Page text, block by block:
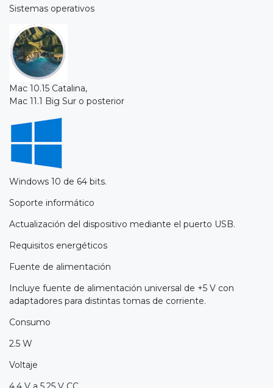
Sistemas operativos
Mac 10.15 Catalina,
Mac 11.1 Big Sur o posterior
Windows 10 de 64 bits.
Soporte informático
Actualización del dispositivo mediante el puerto USB.
Requisitos energéticos
Fuente de alimentación
Incluye fuente de alimentación universal de +5 V con
adaptadores para distintas tomas de corriente.
Consumo
2.5 W
Voltaje